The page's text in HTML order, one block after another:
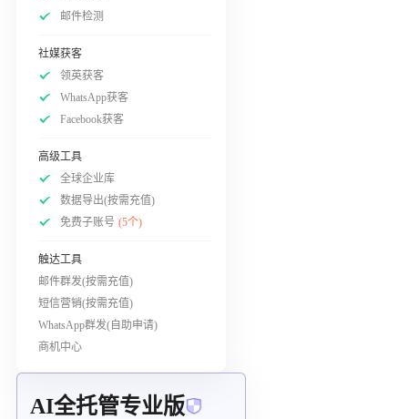
邮件检测
社媒获客
领英获客
WhatsApp获客
Facebook获客
高级工具
全球企业库
数据导出(按需充值)
免费子账号 (5个)
触达工具
邮件群发(按需充值)
短信营销(按需充值)
WhatsApp群发(自助申请)
商机中心
AI全托管专业版